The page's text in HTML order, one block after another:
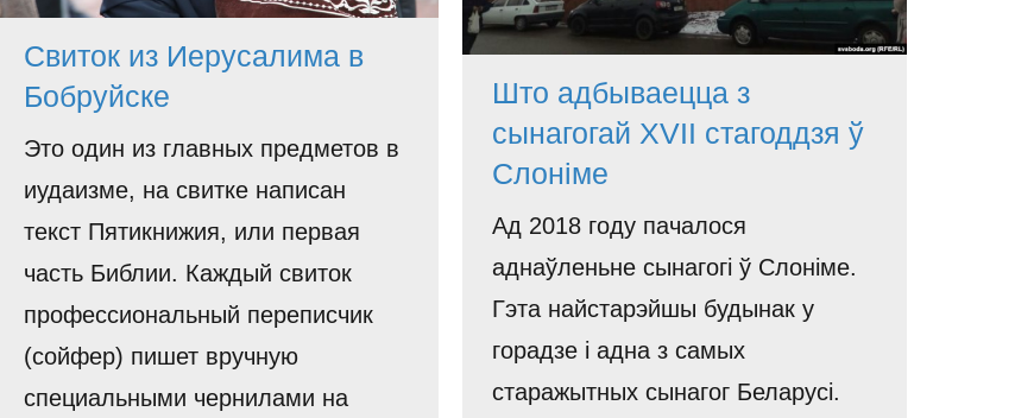
Свиток из Иерусалима в
Бобруйске
Это один из главных предметов в
иудаизме, на свитке написан
текст Пятикнижия, или первая
часть Библии. Каждый свиток
профессиональный переписчик
(сойфер) пишет вручную
специальными чернилами на
Што адбываецца з
сынагогай XVII стагоддзя ў
Слоніме
Ад 2018 году пачалося
аднаўленьне сынагогі ў Слоніме.
Гэта найстарэйшы будынак у
горадзе і адна з самых
старажытных сынагог Беларусі.